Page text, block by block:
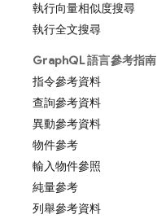
執行向量相似度搜尋
執行全文搜尋
GraphQL 語言參考指南
指令參考資料
查詢參考資料
異動參考資料
物件參考
輸入物件參照
純量參考
列舉參考資料